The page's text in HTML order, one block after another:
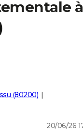
à
(80200)
20/06/26